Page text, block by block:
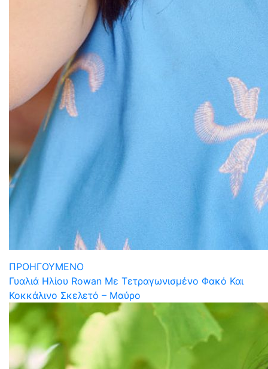
ΠΡΟΗΓΟΥΜΕΝΟ
Γυαλιά Ηλίου Rowan Με Τετραγωνισμένο Φακό Και
Κοκκάλινο Σκελετό – Μαύρο